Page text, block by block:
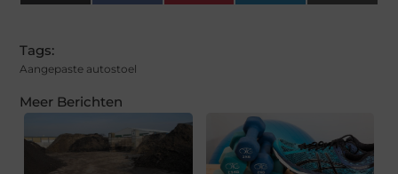
(Twitter)
Tags:
Aangepaste autostoel
Meer Berichten